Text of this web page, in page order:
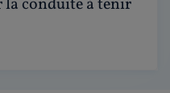
la conduite à tenir